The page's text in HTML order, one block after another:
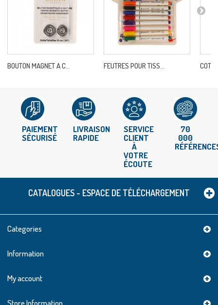
BOUTON MAGNET A C... FEUTRES POUR TISS...
PAIEMENT
SÉCURISÉ
LIVRAISON
RAPIDE
SERVICE
CLIENT
À
VOTRE
ÉCOUTE
70
000
CATALOGUES - ESPACE DE TÉLÉCHARGEMENT
Categories
Information
My account
Store Information